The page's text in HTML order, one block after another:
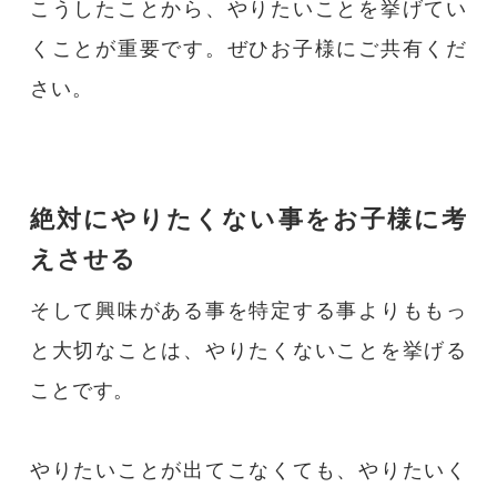
こうしたことから、やりたいことを挙げてい
くことが重要です。ぜひお子様にご共有くだ
さい。
絶対にやりたくない事をお子様に考
えさせる
そして興味がある事を特定する事よりももっ
と大切なことは、やりたくないことを挙げる
ことです。
やりたいことが出てこなくても、やりたいく